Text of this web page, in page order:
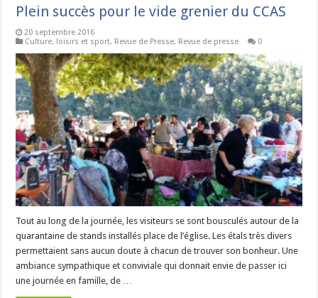
Plein succès pour le vide grenier du CCAS
20 septembre 2016
Culture, loisirs et sport, Revue de Presse, Revue de presse 0
Tout au long de la journée, les visiteurs se sont bousculés autour de la
quarantaine de stands installés place de l’église. Les étals très divers
permettaient sans aucun doute à chacun de trouver son bonheur. Une
ambiance sympathique et conviviale qui donnait envie de passer ici
une journée en famille, de …